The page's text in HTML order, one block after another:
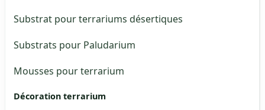
Substrat pour terrariums désertiques
Substrats pour Paludarium
Mousses pour terrarium
Décoration terrarium